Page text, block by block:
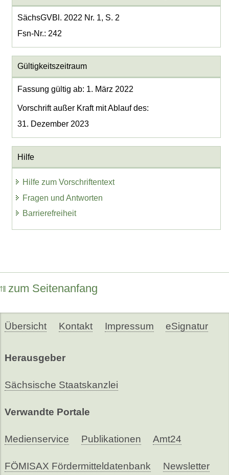
SächsGVBl. 2022 Nr. 1, S. 2
Fsn-Nr.: 242
Gültigkeitszeitraum
Fassung gültig ab: 1. März 2022
Vorschrift außer Kraft mit Ablauf des:
31. Dezember 2023
Hilfe
Hilfe zum Vorschriftentext
Fragen und Antworten
Barrierefreiheit
zum Seitenanfang
Übersicht Kontakt Impressum eSignatur
Herausgeber
Sächsische Staatskanzlei
Verwandte Portale
Medienservice Publikationen Amt24
FÖMISAX Fördermitteldatenbank Newsletter